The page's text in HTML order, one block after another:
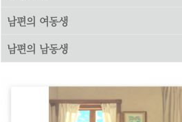
남편의 여동생
남편의 남동생